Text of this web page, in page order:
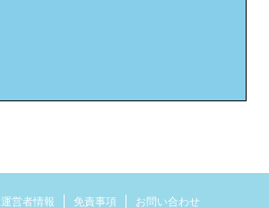
営者情報 免責事項 お問い合わせ